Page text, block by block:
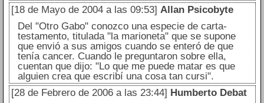
[18 de Mayo de 2004 a las 09:53] Allan Psicobyte
Del "Otro Gabo" conozco una especie de carta-
testamento, titulada "la marioneta" que se supone
que envió a sus amigos cuando se enteró de que
tenía cancer. Cuando le preguntaron sobre ella,
cuentan que dijo: "Lo que me puede matar es que
alguien crea que escribí una cosa tan cursi".
[28 de Febrero de 2006 a las 23:44] Humberto Debat